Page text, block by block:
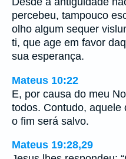
percebeu, tampouco
olho algum sequer
ti, que age em favor
sua esperança.
Mateus 10:22
E, por causa do meu
todos. Contudo, aquele
o fim será salvo.
Mateus 19:28,29